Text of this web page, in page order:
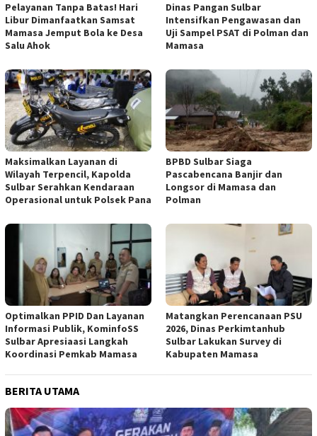
Pelayanan Tanpa Batas! Hari
Libur Dimanfaatkan Samsat
Mamasa Jemput Bola ke Desa
Salu Ahok
Dinas Pangan Sulbar
Intensifkan Pengawasan dan
Uji Sampel PSAT di Polman dan
Mamasa
Maksimalkan Layanan di
Wilayah Terpencil, Kapolda
Sulbar Serahkan Kendaraan
Operasional untuk Polsek Pana
BPBD Sulbar Siaga
Pascabencana Banjir dan
Longsor di Mamasa dan
Polman
Optimalkan PPID Dan Layanan
Informasi Publik, KominfoSS
Sulbar Apresiaasi Langkah
Koordinasi Pemkab Mamasa
Matangkan Perencanaan PSU
2026, Dinas Perkimtanhub
Sulbar Lakukan Survey di
Kabupaten Mamasa
BERITA UTAMA